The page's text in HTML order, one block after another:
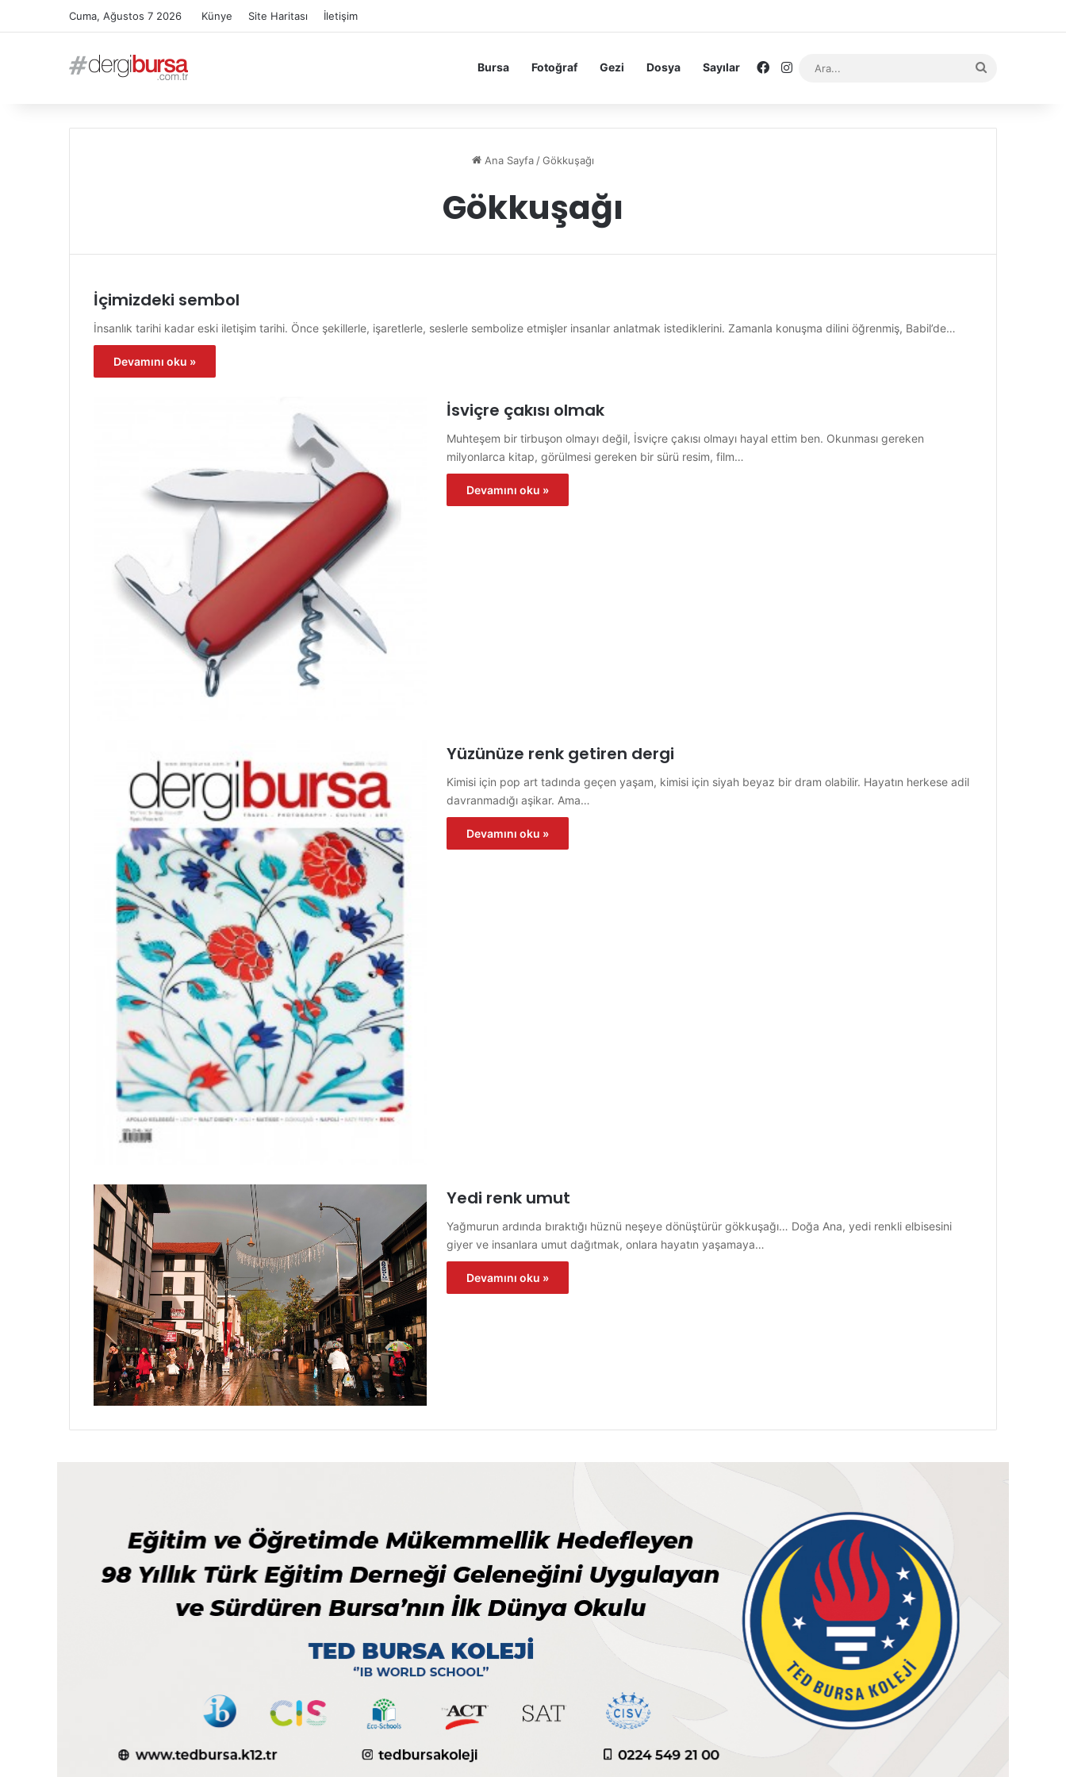
Cuma, Ağustos 7 2026 Künye Site Haritası İletişim
Bursa Fotoğraf Gezi Dosya Sayılar Facebook
Instagram
Ana Sayfa /Gökkuşağı
Gökkuşağı
İçimizdeki sembol
İnsanlık tarihi kadar eski iletişim tarihi. Önce şekillerle, işaretlerle, seslerle sembolize etmişler insanlar anlatmak istediklerini. Zamanla konuşma dilini öğrenmiş, Babil’de…
Devamını oku »
İsviçre çakısı olmak
Muhteşem bir tirbuşon olmayı değil, İsviçre çakısı olmayı hayal ettim ben. Okunması gereken
milyonlarca kitap, görülmesi gereken bir sürü resim, film…
Devamını oku »
Yüzünüze renk getiren dergi
Kimisi için pop art tadında geçen yaşam, kimisi için siyah beyaz bir dram olabilir. Hayatın herkese adil
davranmadığı aşikar. Ama…
Devamını oku »
Yedi renk umut
Yağmurun ardında bıraktığı hüznü neşeye dönüştürür gökkuşağı… Doğa Ana, yedi renkli elbisesini
giyer ve insanlara umut dağıtmak, onlara hayatın yaşamaya…
Devamını oku »